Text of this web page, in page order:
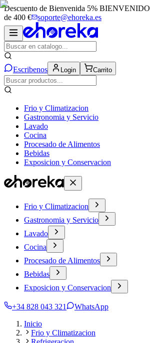
Descuento de Bienvenida 5% BIENVENIDO
de 400 €
soporte@ehoreka.es
Escribenos Login Carrito
Frio y Climatizacion
Gastronomia y Servicio
Lavado
Cocina
Procesado de Alimentos
Bebidas
Exposicion y Conservacion
Frio y Climatizacion
Gastronomia y Servicio
Lavado
Cocina
Procesado de Alimentos
Bebidas
Exposicion y Conservacion
+34 828 043 321
WhatsApp
Inicio
Frio y Climatizacion